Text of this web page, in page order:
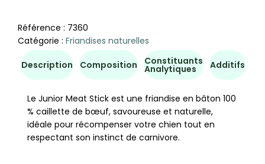
Référence : 7360
Catégorie : Friandises naturelles
Description Composition Constituants
Analytiques Additifs
Le Junior Meat Stick est une friandise en bâton 100
% caillette de bœuf, savoureuse et naturelle,
idéale pour récompenser votre chien tout en
respectant son instinct de carnivore.